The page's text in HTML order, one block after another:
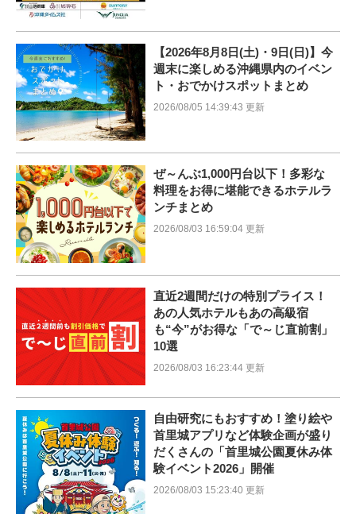
【2026年8月8日(土)・9日(日)】今
週末に楽しめる沖縄県内のイベン
ト・おでかけスポットまとめ
2026/08/05 14:39:43 更新
ぜ～んぶ1,000円台以下！多彩な
料理をお得に堪能できるホテルラ
ンチまとめ
2026/08/03 16:59:04 更新
直近2週間だけの特別プライス！
あの人気ホテルもあの高級宿
も“今”がお得な「で～じ直前割」
10選
2026/08/03 16:23:44 更新
自由研究にもおすすめ！塗り絵や
首里城アプリなど体験企画が盛り
だくさんの「首里城公園夏休み体
験イベント2026」開催
2026/08/03 15:23:40 更新